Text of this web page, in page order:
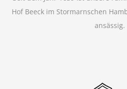
Hof Beeck im Stormarnschen
ansässig.